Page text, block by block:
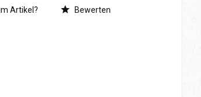
Artikel? Bewerten